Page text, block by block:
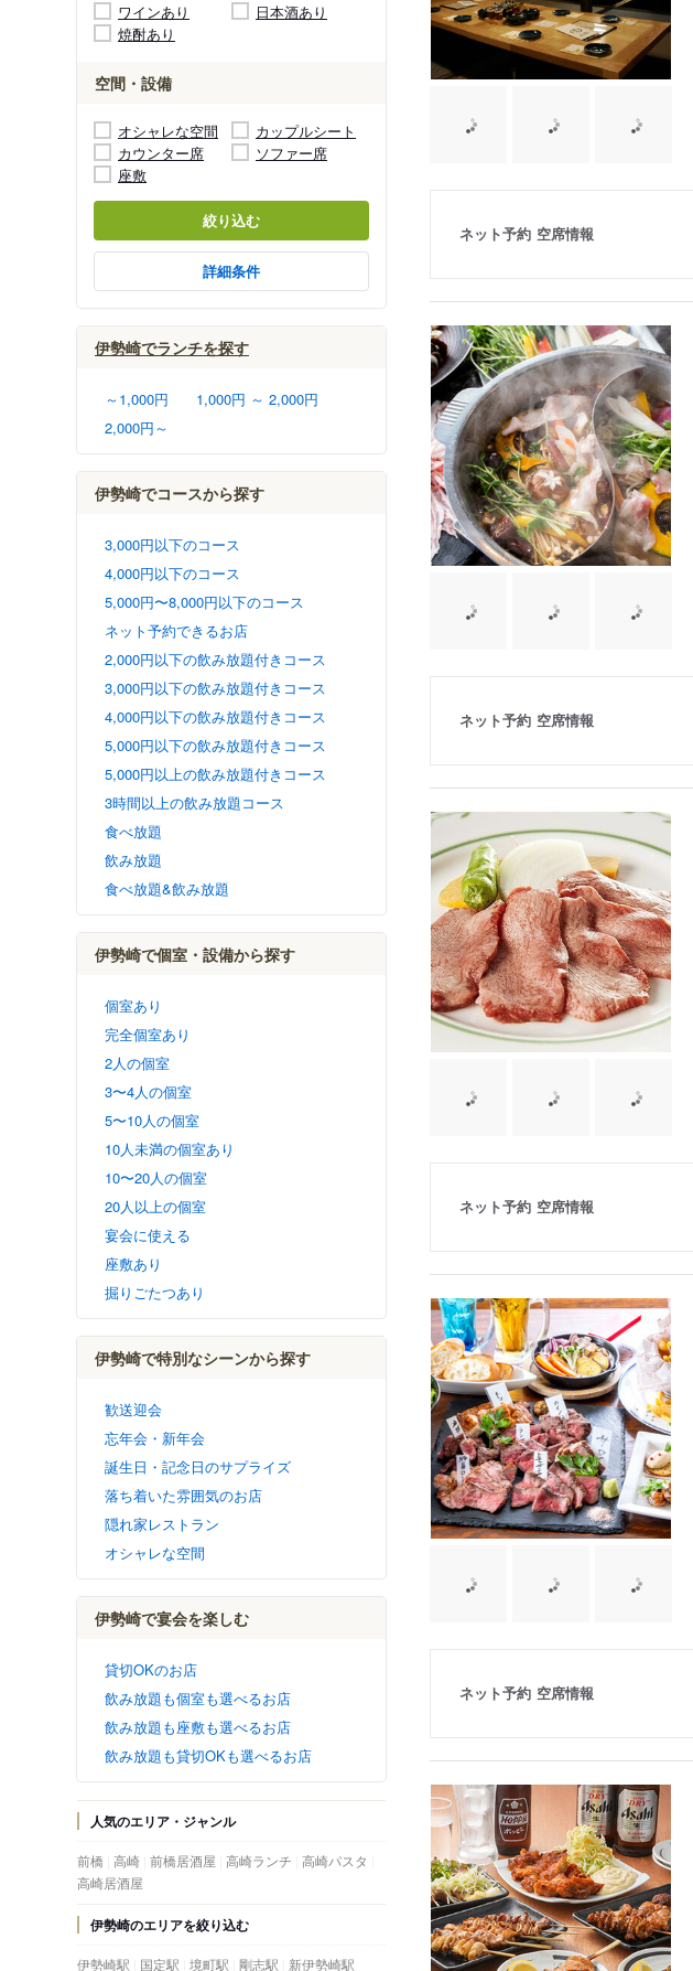
ワインあり
日本酒あり
焼酎あり
空間・設備
オシャレな空間
カップルシート
カウンター席
ソファー席
座敷
絞り込む
詳細条件
伊勢崎でランチを探す
～1,000円
1,000円 ～ 2,000円
2,000円～
伊勢崎でコースから探す
3,000円以下のコース
4,000円以下のコース
5,000円〜8,000円以下のコース
ネット予約できるお店
2,000円以下の飲み放題付きコース
3,000円以下の飲み放題付きコース
4,000円以下の飲み放題付きコース
5,000円以下の飲み放題付きコース
5,000円以上の飲み放題付きコース
3時間以上の飲み放題コース
食べ放題
飲み放題
食べ放題&飲み放題
伊勢崎で個室・設備から探す
個室あり
完全個室あり
2人の個室
3〜4人の個室
5〜10人の個室
10人未満の個室あり
10〜20人の個室
20人以上の個室
宴会に使える
座敷あり
掘りごたつあり
伊勢崎で特別なシーンから探す
歓送迎会
忘年会・新年会
誕生日・記念日のサプライズ
落ち着いた雰囲気のお店
隠れ家レストラン
オシャレな空間
伊勢崎で宴会を楽しむ
貸切OKのお店
飲み放題も個室も選べるお店
飲み放題も座敷も選べるお店
飲み放題も貸切OKも選べるお店
人気のエリア・ジャンル
前橋 高崎 前橋居酒屋 高崎ランチ 高崎パスタ
高崎居酒屋
伊勢崎のエリアを絞り込む
伊勢崎駅 国定駅 境町駅 剛志駅 新伊勢崎駅
ネット予約 空席情報
ネット予約 空席情報
ネット予約 空席情報
ネット予約 空席情報